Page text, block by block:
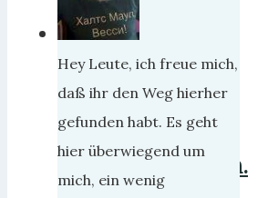
will,
daß
wir
frieren.
Hey Leute, ich freue mich,
daß ihr den Weg hierher
gefunden habt. Es geht
hier überwiegend um
mich, ein wenig